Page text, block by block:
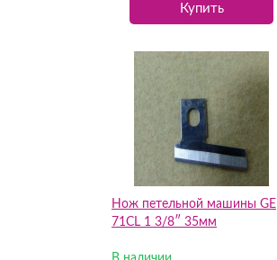
Купить
Нож петельной машины GE
71CL 1 3/8″ 35мм